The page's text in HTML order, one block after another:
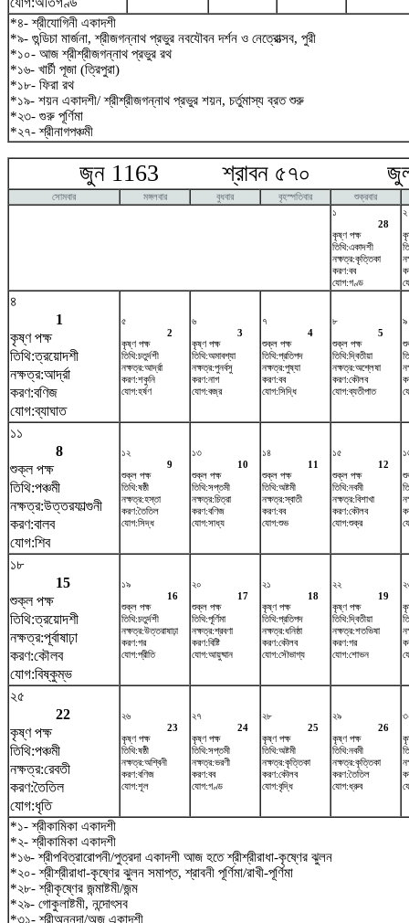
*৪- শ্রীযোগিনী একাদশী
*৯- গুন্ডিচা মার্জনা, শ্রীজগন্নাথ প্রভুর নবযৌবন দর্শন ও নেত্রোত্সব, পুরী
*১০- আজ শ্রীশ্রীজগন্নাথ প্রভুর রথ
*১৬- খার্চী পূজা (ত্রিপুরা)
*১৮- ফিরা রথ
*১৯- শয়ন একাদশী/ শ্রীশ্রীজগন্নাথ প্রভুর শয়ন, চর্তুমাস্য ব্রত শুরু
*২৩- গুরু পূর্ণিমা
*২৭- শ্রীনাগপঞ্চমী
জুন 1163 শ্রাবন ৫৭০
সোমবার মঙ্গলবার বুধবার বৃহস্পতিবার
শুক্রবার
১
28
কৃষ্ণ পক্ষ
তিথি:একাদশী
নক্ষত্র:কৃত্তিকা
করণ:বব
যোগ:গণ্ড
২
৪
1
কৃষ্ণ পক্ষ
তিথি:ত্রয়োদশী
নক্ষত্র:আর্দ্রা
করণ:বণিজ
যোগ:ব্যাঘাত
৫
2
কৃষ্ণ পক্ষ
তিথি:চতুর্দশী
নক্ষত্র:আর্দ্রা
করণ:শকুনি
যোগ:হর্ষণ
৬
3
কৃষ্ণ পক্ষ
তিথি:অমাবশ্যা
নক্ষত্র:পুনর্বসু
করণ:নাগ
যোগ:বজ্র
৭
4
শুক্ল পক্ষ
তিথি:প্রতিপদ
নক্ষত্র:পুষ্যা
করণ:বব
যোগ:সিদ্ধি
৮
5
শুক্ল পক্ষ
তিথি:দ্বিতীয়া
নক্ষত্র:অশ্লেষা
করণ:কৌলব
যোগ:ব্যতীপাত
৯
১১
8
শুক্ল পক্ষ
তিথি:পঞ্চমী
নক্ষত্র:উত্তরফাল্গুনী
করণ:বালব
যোগ:শিব
১২
9
শুক্ল পক্ষ
তিথি:ষষ্ঠী
নক্ষত্র:হস্তা
করণ:তৈতিল
যোগ:সিদ্ধ
১৩
10
শুক্ল পক্ষ
তিথি:সপ্তমী
নক্ষত্র:চিত্রা
করণ:বণিজ
যোগ:সাধ্য
১৪
11
শুক্ল পক্ষ
তিথি:অষ্টমী
নক্ষত্র:স্বাতী
করণ:বব
যোগ:শুভ
১৫
12
শুক্ল পক্ষ
তিথি:নবমী
নক্ষত্র:বিশাখা
করণ:কৌলব
যোগ:শুক্র
১৮
15
শুক্ল পক্ষ
তিথি:ত্রয়োদশী
নক্ষত্র:পূর্বাষাঢ়া
করণ:কৌলব
যোগ:বিষ্কুম্ভ
১৯
16
শুক্ল পক্ষ
তিথি:চতুর্দশী
নক্ষত্র:উত্তরাষাঢ়া
করণ:গর
যোগ:প্রীতি
২০
17
শুক্ল পক্ষ
তিথি:পূর্ণিমা
নক্ষত্র:শ্রবণা
করণ:বিষ্টি
যোগ:আয়ুষ্মান
২১
18
কৃষ্ণ পক্ষ
তিথি:প্রতিপদ
নক্ষত্র:ধনিষ্ঠা
করণ:কৌলব
যোগ:সৌভাগ্য
২২
19
কৃষ্ণ পক্ষ
তিথি:দ্বিতীয়া
নক্ষত্র:শতভিষ‌া
করণ:গর
যোগ:শোভন
২৫
22
কৃষ্ণ পক্ষ
তিথি:পঞ্চমী
নক্ষত্র:রেবতী
করণ:তৈতিল
যোগ:ধৃতি
২৬
23
কৃষ্ণ পক্ষ
তিথি:ষষ্ঠী
নক্ষত্র:অশ্বিনী
করণ:বণিজ
যোগ:শূল
২৭
24
কৃষ্ণ পক্ষ
তিথি:সপ্তমী
নক্ষত্র:ভরণী
করণ:বব
যোগ:গণ্ড
২৮
25
কৃষ্ণ পক্ষ
তিথি:অষ্টমী
নক্ষত্র:কৃত্তিকা
করণ:কৌলব
যোগ:বৃদ্ধি
২৯
26
কৃষ্ণ পক্ষ
তিথি:নবমী
নক্ষত্র:কৃত্তিকা
করণ:তৈতিল
যোগ:ধ্রুব
*১- শ্রীকামিকা একাদশী
*২- শ্রীকামিকা একাদশী
*১৬- শ্রীপবিত্রারোপনী/পুত্রদা একাদশী আজ হতে শ্রীশ্রীরাধা-কৃষ্ণের ঝুলন
*২০- শ্রীশ্রীরাধা-কৃষ্ণের ঝুলন সমাপ্ত, শ্রাবনী পূর্ণিমা/রাখী-পূর্ণিমা
*২৮- শ্রীকৃষ্ণের জন্মাষ্টমী/জন্ম
*২৯- গোকুলাষ্টমী, নন্দোৎসব
*৩১- শ্রীঅন্নদা/অজ একাদশী